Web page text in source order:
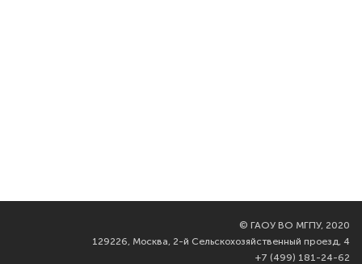
© ГАОУ ВО МГПУ, 2020
129226, Москва, 2-й Сельскохозяйственный проезд, 4
+7 (499) 181-24-62